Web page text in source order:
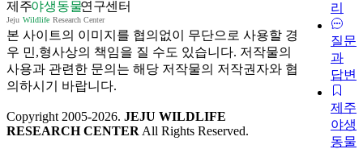
본 사이트의 이미지를 협의없이 무단으로 사용할 경
우 민,형사상의 책임을 질 수도 있습니다. 저작물의
사용과 관련한 문의는 해당 저작물의 저작권자와 협
의하시기 바랍니다.
Copyright 2005-2026. JEJU WILDLIFE
RESEARCH CENTER All Rights Reserved.
리
질문
과
답변
제주
야생
동물